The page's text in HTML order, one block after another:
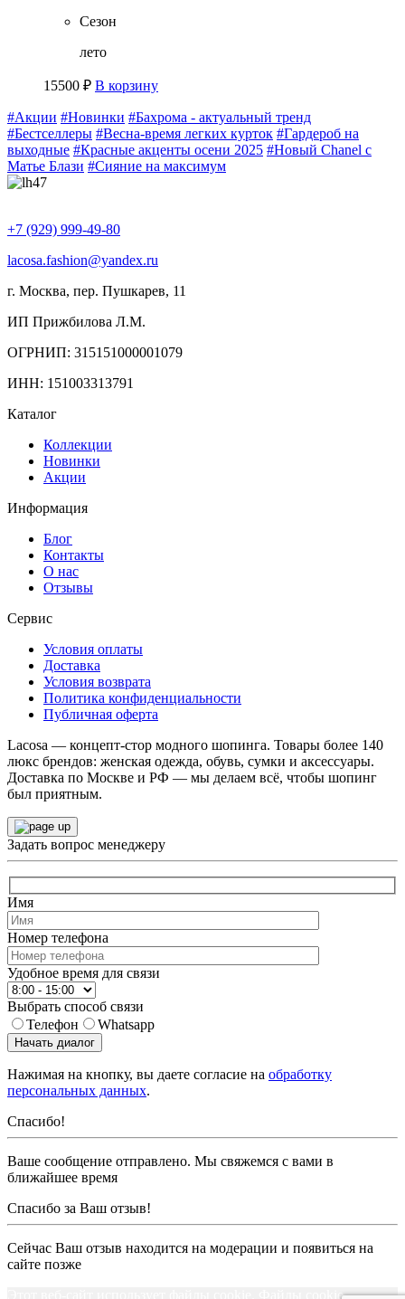
Сезон
лето
15500 ₽ В корзину
#Акции #Новинки #Бахрома - актуальный тренд
#Бестселлеры #Весна-время легких курток #Гардероб на
выходные #Красные акценты осени 2025 #Новый Chanel с
Матье Блази #Сияние на максимум
+7 (929) 999-49-80
lacosa.fashion@yandex.ru
г. Москва, пер. Пушкарев, 11
ИП Прижбилова Л.М.
ОГРНИП: 315151000001079
ИНН: 151003313791
Каталог
Коллекции
Новинки
Акции
Информация
Блог
Контакты
О нас
Отзывы
Сервис
Условия оплаты
Доставка
Условия возврата
Политика конфиденциальности
Публичная оферта
Lacosa — концепт-стор модного шопинга. Товары более 140
люкс брендов: женская одежда, обувь, сумки и аксессуары.
Доставка по Москве и РФ — мы делаем всё, чтобы шопинг
был приятным.
Задать вопрос менеджеру
Имя
Номер телефона
Удобное время для связи
Выбрать способ связи
Телефон
Whatsapp
Начать диалог
Нажимая на кнопку, вы даете согласие на обработку
персональных данных.
Спасибо!
Ваше сообщение отправлено. Мы свяжемся с вами в
ближайшее время
Спасибо за Ваш отзыв!
Сейчас Ваш отзыв находится на модерации и появиться на
сайте позже
Этот веб-сайт использует файлы cookie. Файлы cookie